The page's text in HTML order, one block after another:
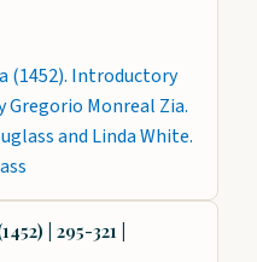
(1452). Introductory
Gregorio Monreal Zia.
and Linda White.
| 295-321 |